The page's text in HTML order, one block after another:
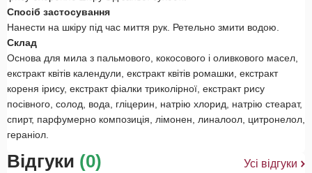
Спосіб застосування
Нанести на шкіру під час миття рук. Ретельно змити водою.
Склад
Основа для мила з пальмового, кокосового і оливкового масел,
екстракт квітів календули, екстракт квітів ромашки, екстракт
кореня ірису, екстракт фіалки триколірної, екстракт рису
посівного, солод, вода, гліцерин, натрію хлорид, натрію стеарат,
спирт, парфумерно композиція, лімонен, линалоол, цитронелол,
гераніол.
Відгуки (0) Усі відгуки